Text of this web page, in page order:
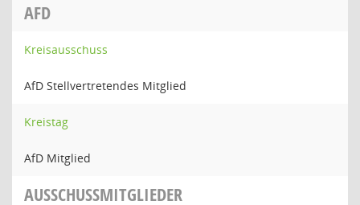
AFD
Kreisausschuss
AfD Stellvertretendes Mitglied
Kreistag
AfD Mitglied
AUSSCHUSSMITGLIEDER